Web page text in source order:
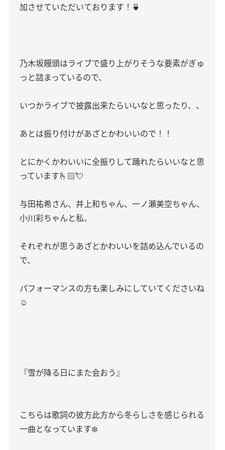
加させていただいております！🍵
乃木坂饅頭はライブで盛り上がりそうな要素がぎゅ
っと詰まっているので、
いつかライブで披露出来たらいいなと思ったり、、
あとは振り付けがあざとかわいいので！！
とにかくかわいいに全振りして踊れたらいいなと思
っています🫰🏻💘
与田祐希さん、井上和ちゃん、一ノ瀬美空ちゃん、
小川彩ちゃんと私、
それぞれが思うあざとかわいいを詰め込んでいるの
で、
パフォーマンスの方も楽しみにしていてくださいね
☺️
『雪が降る日にまた会おう』
こちらは歌詞の彼方此方から冬らしさを感じられる
一曲となっています❄️